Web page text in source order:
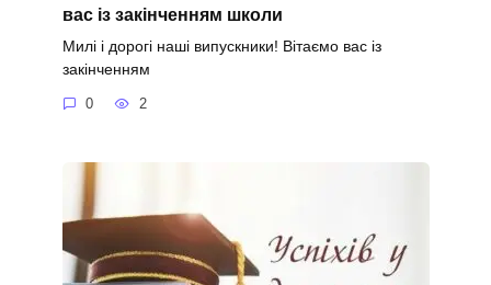
вас із закінченням школи
Милі і дорогі наші випускники! Вітаємо вас із
закінченням
0 2